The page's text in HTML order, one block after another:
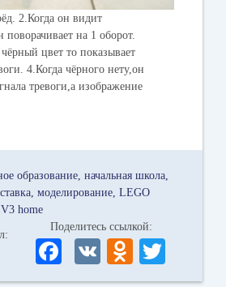
2.Когда он видит
поворачивает на 1 оборот.
цвет то показывает
4.Когда чёрного нету,он
тревоги,а изображение
образование начальная школа
моделирование LEGO
home
Поделитесь ссылкой:
Fa
ce
V
K
O
dn wi